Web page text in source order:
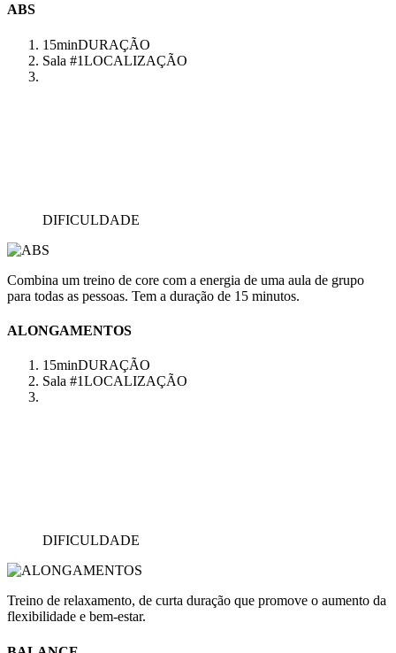
ABS
15minDURAÇÃO
Sala #1LOCALIZAÇÃO
DIFICULDADE
Combina um treino de core com a energia de uma aula de grupo
para todas as pessoas. Tem a duração de 15 minutos.
ALONGAMENTOS
15minDURAÇÃO
Sala #1LOCALIZAÇÃO
DIFICULDADE
Treino de relaxamento, de curta duração que promove o aumento da
flexibilidade e bem-estar.